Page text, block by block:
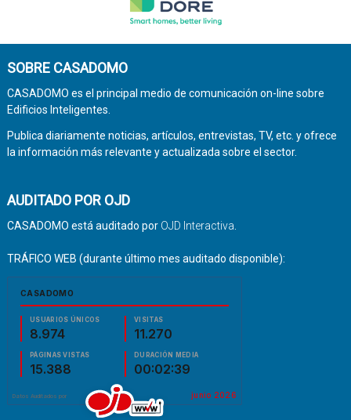
SOBRE CASADOMO
CASADOMO es el principal medio de comunicación on-line sobre
Edificios Inteligentes.
Publica diariamente noticias, artículos, entrevistas, TV, etc. y ofrece
la información más relevante y actualizada sobre el sector.
AUDITADO POR OJD
CASADOMO está auditado por OJD Interactiva.
TRÁFICO WEB (durante último mes auditado disponible):